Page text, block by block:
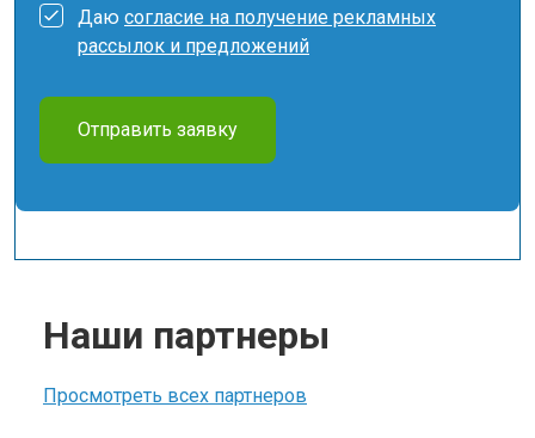
Даю согласие на получение рекламных
рассылок и предложений
Отправить заявку
Наши партнеры
Просмотреть всех партнеров